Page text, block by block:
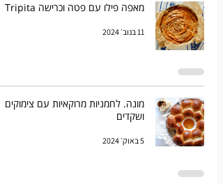
מאפה פילו עם פטה וכרישה Tripita
11 בנוב׳ 2024
מונה. לחמניות מרוקאיות עם צימוקים
ושקדים
5 באוק׳ 2024